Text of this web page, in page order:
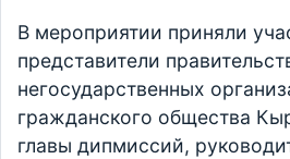
В мероприятии приняли
представители
негосударственных
гражданского общества
главы дипмиссий,